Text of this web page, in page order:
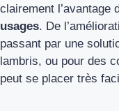
clairement l’avantage
usages. De
passant par une
lambris, ou pour des
peut se placer très